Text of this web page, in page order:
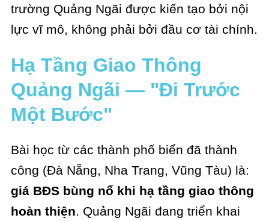
trường Quảng Ngãi được kiến tạo bởi nội
lực vĩ mô, không phải bởi đầu cơ tài chính.
Hạ Tầng Giao Thông
Quảng Ngãi — "Đi Trước
Một Bước"
Bài học từ các thành phố biển đã thành
công (Đà Nẵng, Nha Trang, Vũng Tàu) là:
giá BĐS bùng nổ khi hạ tầng giao thông
hoàn thiện. Quảng Ngãi đang triển khai